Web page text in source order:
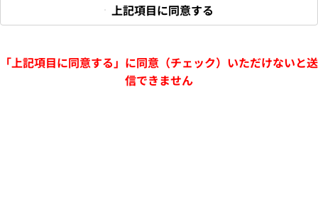
上記項目に同意する
「上記項目に同意する」に同意（チェック）いただけないと送
信できません